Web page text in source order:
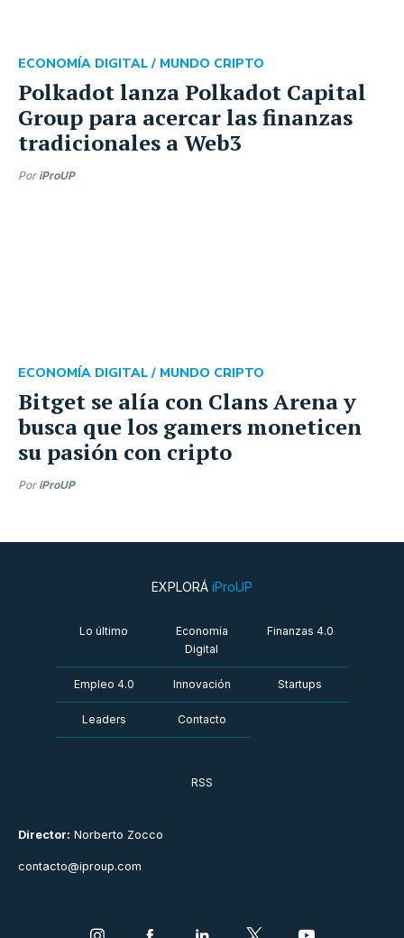
Polkadot lanza Polkadot Capital
Group para acercar las finanzas
tradicionales a Web3
ECONOMÍA DIGITAL / MUNDO CRIPTO
Por iProUP
Bitget se alía con Clans Arena y
busca que los gamers moneticen
su pasión con cripto
ECONOMÍA DIGITAL / MUNDO CRIPTO
Por iProUP
Director: Norberto Zocco
contacto@iproup.com
EXPLORÁ iProUP
Lo último
Economía
Digital
Finanzas 4.0
Empleo 4.0 Innovación Startups
Leaders Contacto
RSS